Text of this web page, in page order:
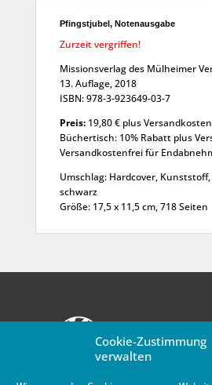
Cookie-Zustimmung
verwalten
Pfingstjubel, Notenausgabe
Zurzeit vergriffen!
Missionsverlag des Mülheimer
13. Auflage, 2018
ISBN: 978-3-923649-03-7
Preis:19,80 € plus Versandkosten
Büchertisch: 10% Rabatt plus
Versandkostenfrei für
Umschlag: Hardcover,
schwarz
Größe: 17,5 x 11,5 cm, 718 Seiten